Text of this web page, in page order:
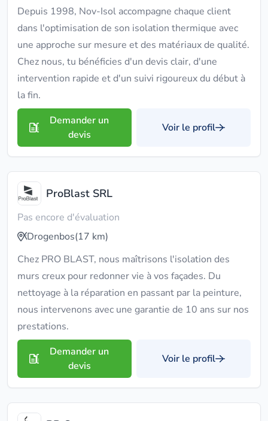
Depuis 1998, Nov-Isol accompagne chaque client
dans l'optimisation de son isolation thermique avec
une approche sur mesure et des matériaux de qualité.
Chez nous, tu bénéficies d'un devis clair, d'une
intervention rapide et d'un suivi rigoureux du début à
la fin.
Demander un
devis
Voir le profil
ProBlast SRL
Pas encore d'évaluation
Drogenbos(17 km)
Chez PRO BLAST, nous maîtrisons l'isolation des
murs creux pour redonner vie à vos façades. Du
nettoyage à la réparation en passant par la peinture,
nous intervenons avec une garantie de 10 ans sur nos
prestations.
Demander un
devis
Voir le profil